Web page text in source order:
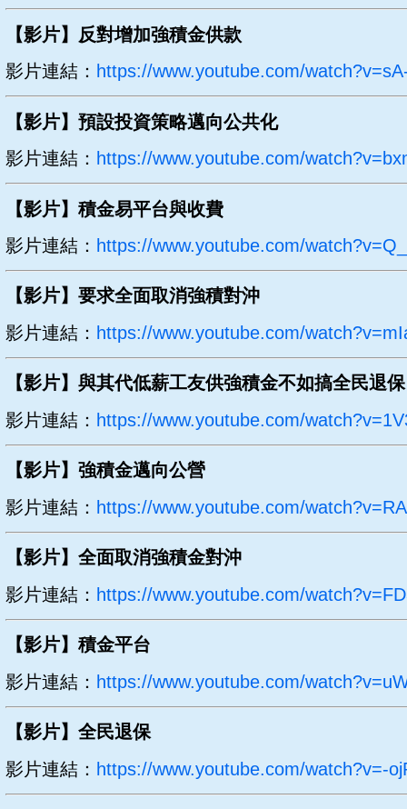
【影片】反對增加強積金供款
影片連結： https://www.youtube.com/
【影片】預設投資策略邁向公共化
影片連結： https://www.youtube.com/
【影片】積金易平台與收費
影片連結： https://www.youtube.com/
【影片】要求全面取消強積對沖
影片連結： https://www.youtube.com/
【影片】與其代低薪工友供強積金不如搞全民退保
影片連結： https://www.youtube.com/
【影片】強積金邁向公營
影片連結： https://www.youtube.com/
【影片】全面取消強積金對沖
影片連結： https://www.youtube.com/
【影片】積金平台
影片連結： https://www.youtube.com/
【影片】全民退保
影片連結： https://www.youtube.com/watch?v=-